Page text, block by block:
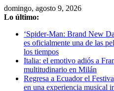
Saltar
al
domingo, agosto 9, 2026
Lo último:
‘Spider-Man: Brand New
es oficialmente una de las
los tiempos
Italia: el emotivo adiós a
multitudinario en Milán
Regresa a Ecuador el
en una experiencia musical